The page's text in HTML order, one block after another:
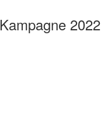
Kampagne 2022